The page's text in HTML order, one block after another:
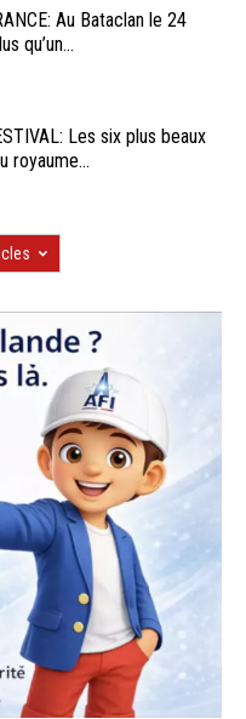
Au Bataclan le 24
qu’un...
Les six plus beaux
royaume...